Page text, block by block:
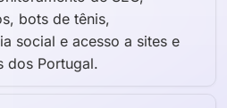
bots de tênis,
social e acesso a sites e
dos Portugal.